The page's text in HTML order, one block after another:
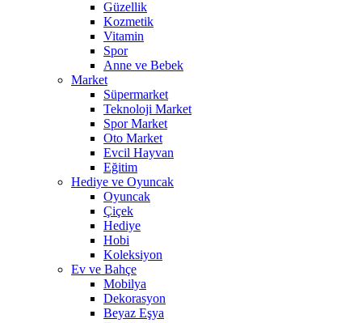
Güzellik
Kozmetik
Vitamin
Spor
Anne ve Bebek
Market
Süpermarket
Teknoloji Market
Spor Market
Oto Market
Evcil Hayvan
Eğitim
Hediye ve Oyuncak
Oyuncak
Çiçek
Hediye
Hobi
Koleksiyon
Ev ve Bahçe
Mobilya
Dekorasyon
Beyaz Eşya